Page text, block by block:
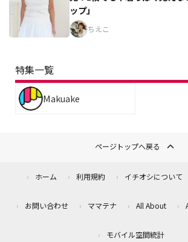
ップ」
ちえこ
特集一覧
Makuake
ページトップへ戻る
ホーム 利用規約 イチオシについて
お問い合わせ ママテナ All About
モバイル空間統計